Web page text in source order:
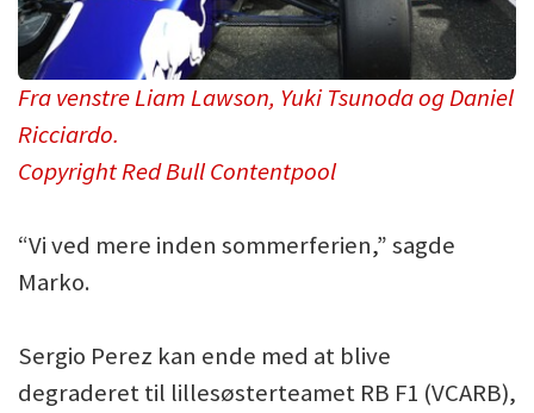
Fra venstre Liam Lawson, Yuki Tsunoda og Daniel
Ricciardo.
Copyright Red Bull Contentpool
“Vi ved mere inden sommerferien,” sagde
Marko.
Sergio Perez kan ende med at blive
degraderet til lillesøsterteamet RB F1 (VCARB),